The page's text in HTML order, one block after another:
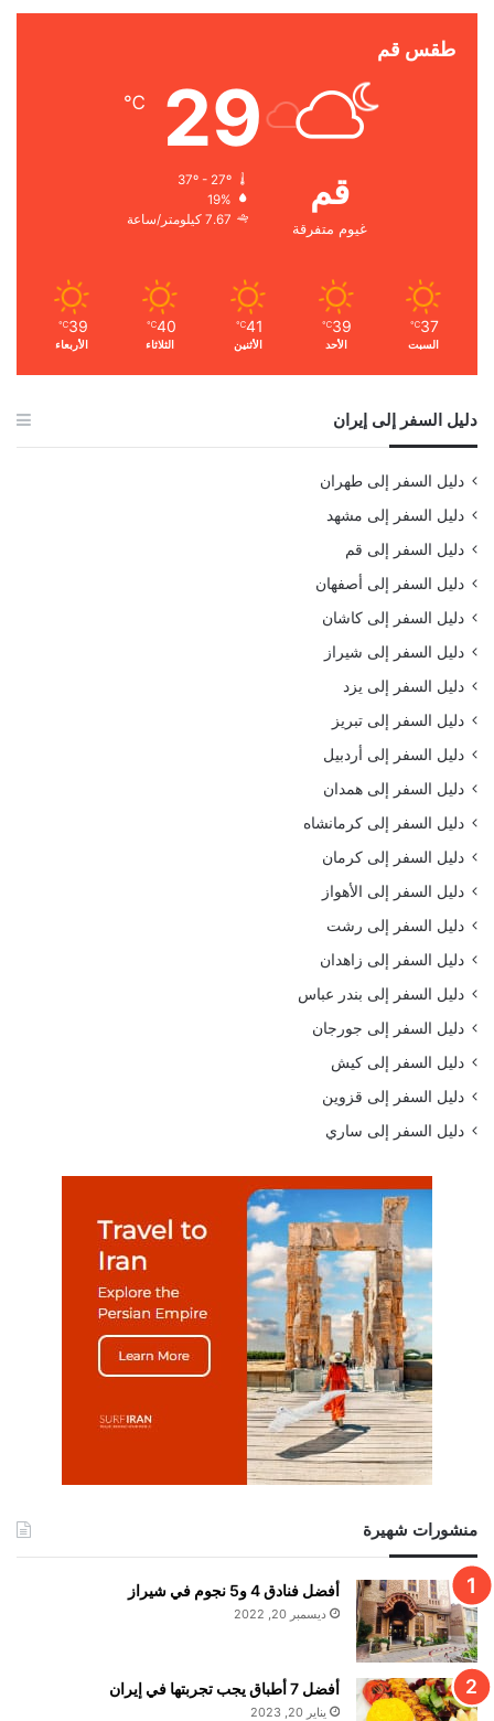
طقس قم
قم
غيوم متفرقة
29
℃
37º - 27º
19%
7.67 كيلومتر/ساعة
37
℃
السبت
39
℃
الأحد
41
℃
الأثنين
40
℃
الثلاثاء
39
℃
الأربعاء
دليل السفر إلى إيران
دليل السفر إلى طهران
دليل السفر إلى مشهد
دليل السفر إلى قم
دليل السفر إلى أصفهان
دليل السفر إلى كاشان
دليل السفر إلى شيراز
دليل السفر إلى يزد
دليل السفر إلى تبريز
دليل السفر إلى أردبيل
دليل السفر إلى همدان
دليل السفر إلى كرمانشاه
دليل السفر إلى كرمان
دليل السفر إلى الأهواز
دليل السفر إلى رشت
دليل السفر إلى زاهدان
دليل السفر إلى بندر عباس
دليل السفر إلى جورجان
دليل السفر إلى كيش
دليل السفر إلى قزوين
دليل السفر إلى ساري
منشورات شهيرة
أفضل فنادق 4 و5 نجوم في شيراز
ديسمبر 20, 2022
أفضل 7 أطباق يجب تجربتها في إيران
يناير 20, 2023